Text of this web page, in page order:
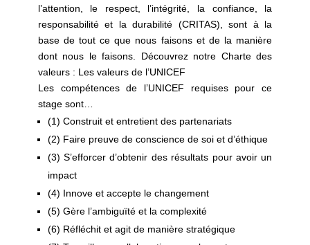
l’attention, le respect, l’intégrité, la confiance, la
responsabilité et la durabilité (CRITAS), sont à la
base de tout ce que nous faisons et de la manière
dont nous le faisons. Découvrez notre Charte des
valeurs : Les valeurs de l’UNICEF
Les compétences de l’UNICEF requises pour ce
stage sont…
(1) Construit et entretient des partenariats
(2) Faire preuve de conscience de soi et d’éthique
(3) S’efforcer d’obtenir des résultats pour avoir un
impact
(4) Innove et accepte le changement
(5) Gère l’ambiguïté et la complexité
(6) Réfléchit et agit de manière stratégique